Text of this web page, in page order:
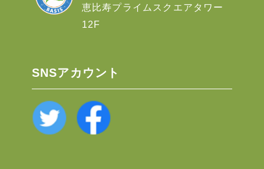
恵比寿プライムスクエアタワー
12F
SNSアカウント